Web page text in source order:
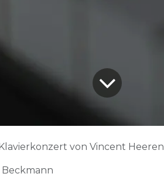
von Vincent Heeren
Beckmann